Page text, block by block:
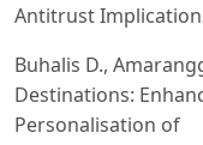
Antitrust
Buhalis D.,
Destinations:
Personalisation of